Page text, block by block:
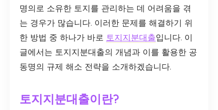
명의로 소유한 토지를 관리하는 데 어려움을 겪
는 경우가 많습니다. 이러한 문제를 해결하기 위
한 방법 중 하나가 바로 토지지분대출입니다. 이
글에서는 토지지분대출의 개념과 이를 활용한 공
동명의 규제 해소 전략을 소개하겠습니다.
토지지분대출이란?